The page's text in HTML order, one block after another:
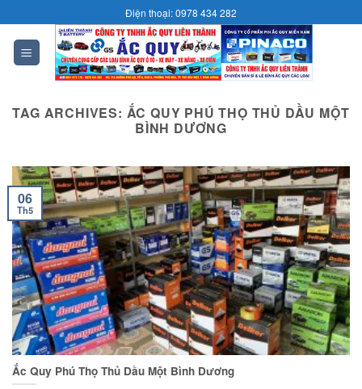
to
content
Điện thoại: 0978 434 282
TAG ARCHIVES: ẮC QUY PHÚ THỌ THỦ DẦU MỘT
BÌNH DƯƠNG
Ắc Quy Phú Thọ Thủ Dầu Một Bình Dương
06
Th5